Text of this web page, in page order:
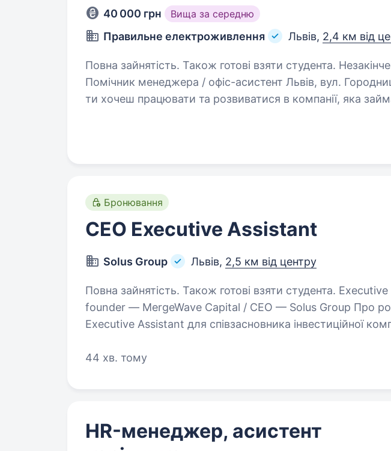
40 000 грн Вища за середню
Правильне електроживлення Львів, 2,4 км від
Повна зайнятість. Також готові взяти студента.
Помічник менеджера / офіс-асистент Львів, вул.
ти хочеш працювати та розвиватися в компанії, яка
Бронювання
CEO Executive Assistant
Solus Group Львів, 2,5 км від центру
Повна зайнятість. Також готові взяти студента. Executive Assistant to Co-
founder — MergeWave Capital / CEO — Solus Group Про роль
Executive Assistant для співзасновника інвестиційної
44 хв. тому
HR-менеджер, асистент